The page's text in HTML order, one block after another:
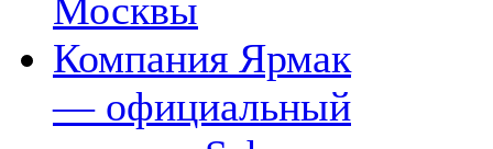
Москвы
Компания Ярмак
— официальный